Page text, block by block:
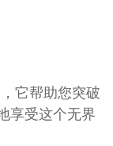
它帮助您突破
享受这个无界